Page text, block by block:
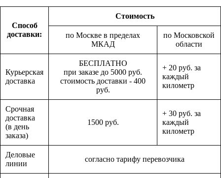
Способ
доставки:
Стоимость
по Москве в пределах
МКАД
по Московской
области
Курьерская
доставка
БЕСПЛАТНО
при заказе до 5000 руб.
стоимость доставки - 400
руб.
+ 20 руб. за
каждый
километр
Срочная
доставка
(в день
заказа)
1500 руб.
+ 30 руб. за
каждый
километр
Деловые
линии
согласно тарифу перевозчика